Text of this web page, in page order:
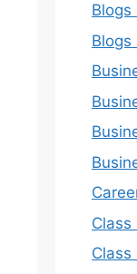
Blogs
Blogs
Class
Class